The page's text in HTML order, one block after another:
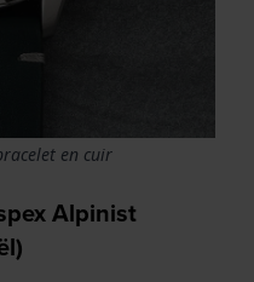
en cuir
Alpinist